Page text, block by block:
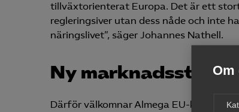
Om
tillväxtorienterat Europa. Det är ett
regleringsiver utan dess nåde och inte
näringslivet”, säger Johannes Nathell.
Ny
Därför välkomnar Almega EU-